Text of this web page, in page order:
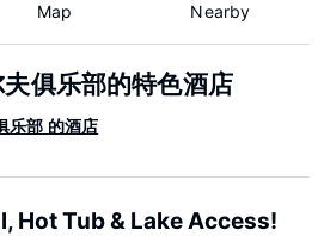
Map Nearby
俱乐部的特色酒店
乐部 的酒店
Hot Tub & Lake Access!